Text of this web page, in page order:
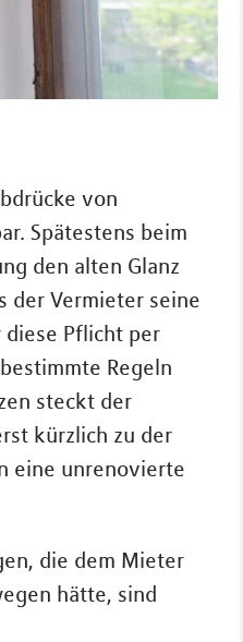
von
Spätestens beim
den alten Glanz
der Vermieter seine
diese Pflicht per
Regeln
steckt der
kürzlich zu der
eine unrenovierte
die dem Mieter
hätte, sind